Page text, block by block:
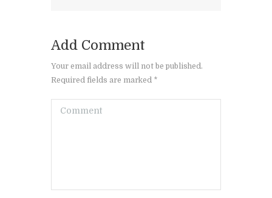
Add Comment
Your email address will not be published.
Required fields are marked *